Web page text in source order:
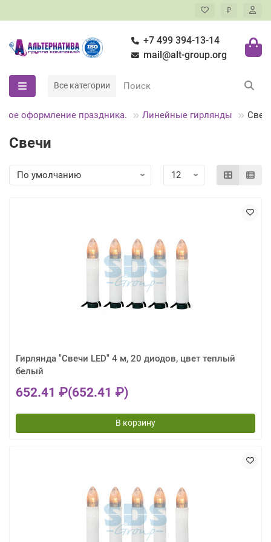
₽
+7 499 394-13-14
mail@alt-group.org
Все категории
оформление праздника. Линейные гирлянды
Свечи
Гирлянда "Свечи LED" 4 м, 20 диодов, цвет теплый
белый
652.41 ₽(652.41 ₽)
В корзину